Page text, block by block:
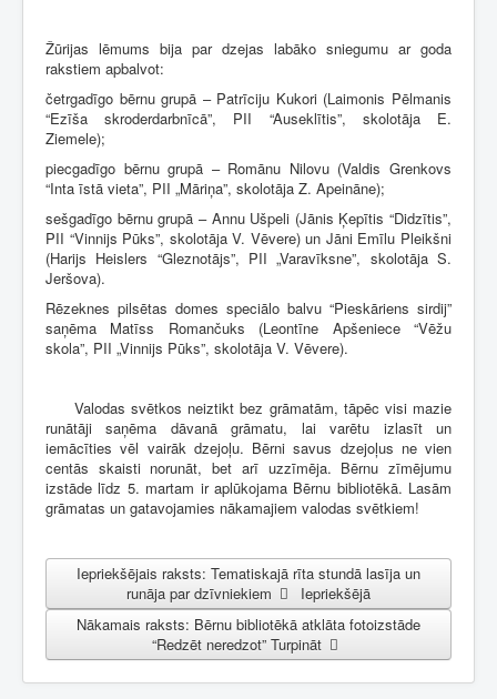
Žūrijas lēmums bija par dzejas labāko sniegumu ar goda
rakstiem apbalvot:
četrgadīgo bērnu grupā – Patrīciju Kukori (Laimonis Pēlmanis
“Ezīša skroderdarbnīcā”, PII “Auseklītis”, skolotāja E.
Ziemele);
piecgadīgo bērnu grupā – Romānu Nilovu (Valdis Grenkovs
“Inta īstā vieta”, PII „Māriņa”, skolotāja Z. Apeināne);
sešgadīgo bērnu grupā – Annu Ušpeli (Jānis Ķepītis “Didzītis”,
PII “Vinnijs Pūks”, skolotāja V. Vēvere) un Jāni Emīlu Pleikšni
(Harijs Heislers “Gleznotājs”, PII „Varavīksne”, skolotāja S.
Jeršova).
Rēzeknes pilsētas domes speciālo balvu “Pieskāriens sirdij”
saņēma Matīss Romančuks (Leontīne Apšeniece “Vēžu
skola”, PII „Vinnijs Pūks”, skolotāja V. Vēvere).
Valodas svētkos neiztikt bez grāmatām, tāpēc visi mazie
runātāji saņēma dāvanā grāmatu, lai varētu izlasīt un
iemācīties vēl vairāk dzejoļu. Bērni savus dzejoļus ne vien
centās skaisti norunāt, bet arī uzzīmēja. Bērnu zīmējumu
izstāde līdz 5. martam ir aplūkojama Bērnu bibliotēkā. Lasām
grāmatas un gatavojamies nākamajiem valodas svētkiem!
Iepriekšējais raksts: Tematiskajā rīta stundā lasīja un
runāja par dzīvniekiem
Iepriekšējā
Nākamais raksts: Bērnu bibliotēkā atklāta fotoizstāde
“Redzēt neredzot” Turpināt